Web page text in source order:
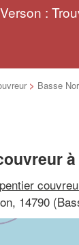
:
> Basse
14790